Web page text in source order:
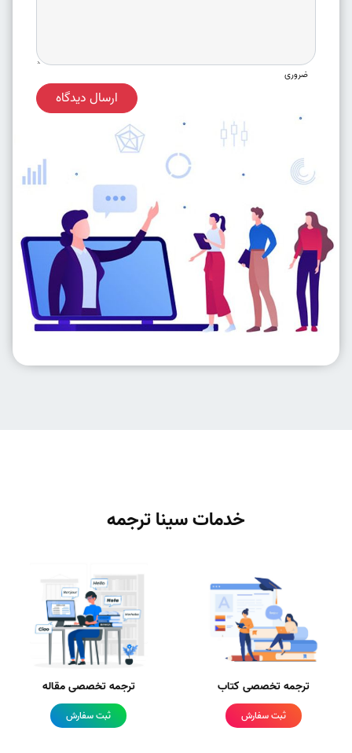
ضروری
ارسال دیدگاه
خدمات سینا ترجمه
ترجمه تخصصی کتاب
ثبت سفارش
ترجمه تخصصی مقاله
ثبت سفارش